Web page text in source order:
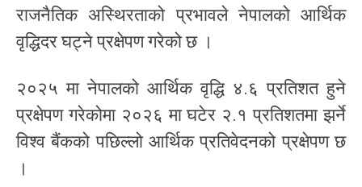
राजनैतिक अस्थिरताको प्रभावले नेपालको आर्थिक
वृद्धिदर घट्ने प्रक्षेपण गरेको छ ।
२०२५ मा नेपालको आर्थिक वृद्धि ४.६ प्रतिशत हुने
प्रक्षेपण गरेकोमा २०२६ मा घटेर २.१ प्रतिशतमा झर्ने
विश्व बैंकको पछिल्लो आर्थिक प्रतिवेदनको प्रक्षेपण छ
।